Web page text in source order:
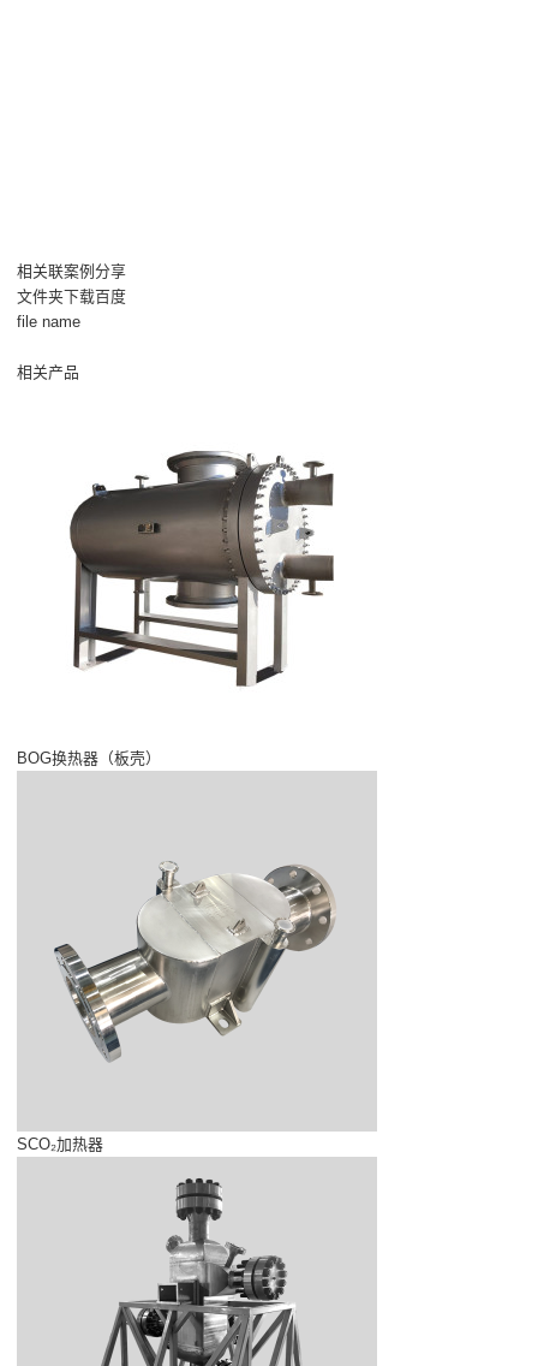
相关联案例分享
文件夹下载百度
file name
相关产品
BOG换热器（板壳）
SCO₂加热器